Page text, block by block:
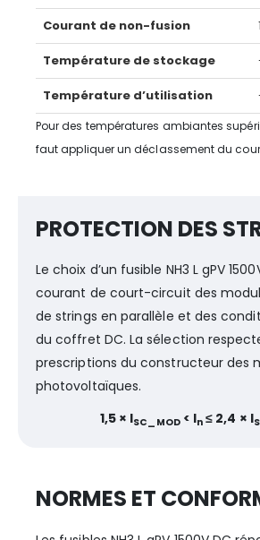
Courant de non-fusion
Température de stockage
Température d’utilisation
Pour des températures ambiantes
faut appliquer un déclassement du
PROTECTION DES
Le choix d’un fusible NH3 L gPV
courant de court-circuit des
de strings en parallèle et des
du coffret DC. La sélection
prescriptions du constructeur des
photovoltaïques.
1,5 × ISC_MOD< In ≤ 2,4 × I
NORMES ET